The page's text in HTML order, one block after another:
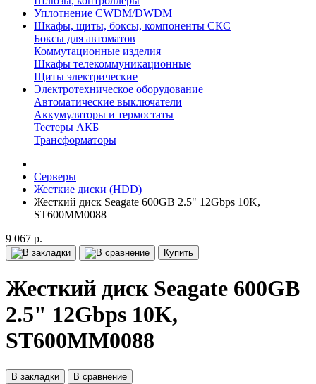
Уплотнение CWDM/DWDM
Шкафы, щиты, боксы, компоненты СКС
Боксы для автоматов
Коммутационные изделия
Шкафы телекоммуникационные
Щиты электрические
Электротехническое оборудование
Автоматические выключатели
Аккумуляторы и термостаты
Тестеры АКБ
Трансформаторы
Серверы
Жесткие диски (HDD)
Жесткий диск Seagate 600GB 2.5" 12Gbps 10K,
ST600MM0088
9 067 р.
Купить
Жесткий диск Seagate 600GB
2.5" 12Gbps 10K,
ST600MM0088
В закладки В сравнение